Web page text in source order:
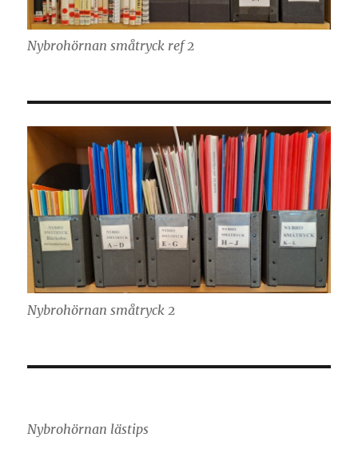
Nybrohörnan småtryck ref 2
Nybrohörnan småtryck 2
Nybrohörnan lästips